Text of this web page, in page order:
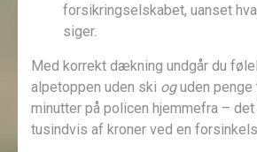
forsikrings­elskabet, uanset
siger.
Med korrekt dækning undgår du
alpetoppen uden ski oguden penge
minutter på policen hjemmefra –
tusindvis af kroner ved en